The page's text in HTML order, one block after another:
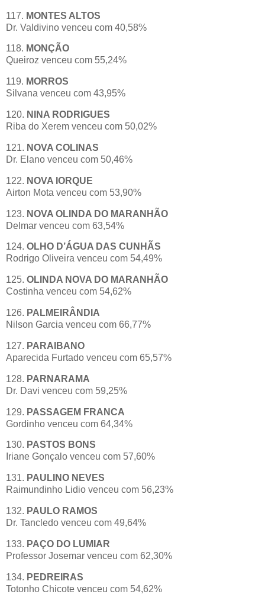
117. MONTES ALTOS
Dr. Valdivino venceu com 40,58%
118. MONÇÃO
Queiroz venceu com 55,24%
119. MORROS
Silvana venceu com 43,95%
120. NINA RODRIGUES
Riba do Xerem venceu com 50,02%
121. NOVA COLINAS
Dr. Elano venceu com 50,46%
122. NOVA IORQUE
Airton Mota venceu com 53,90%
123. NOVA OLINDA DO MARANHÃO
Delmar venceu com 63,54%
124. OLHO D’ÁGUA DAS CUNHÃS
Rodrigo Oliveira venceu com 54,49%
125. OLINDA NOVA DO MARANHÃO
Costinha venceu com 54,62%
126. PALMEIRÂNDIA
Nilson Garcia venceu com 66,77%
127. PARAIBANO
Aparecida Furtado venceu com 65,57%
128. PARNARAMA
Dr. Davi venceu com 59,25%
129. PASSAGEM FRANCA
Gordinho venceu com 64,34%
130. PASTOS BONS
Iriane Gonçalo venceu com 57,60%
131. PAULINO NEVES
Raimundinho Lidio venceu com 56,23%
132. PAULO RAMOS
Dr. Tancledo venceu com 49,64%
133. PAÇO DO LUMIAR
Professor Josemar venceu com 62,30%
134. PEDREIRAS
Totonho Chicote venceu com 54,62%